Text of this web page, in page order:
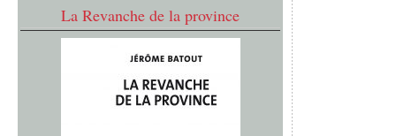
La Revanche de la province